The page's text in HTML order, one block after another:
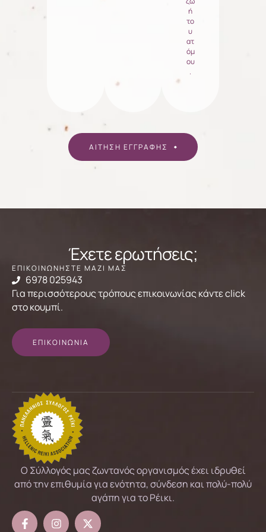
ή
το
υ
ατ
όμ
ου
.
ΑΙΤΗΣΗ ΕΓΓΡΑΦΗΣ
Έχετε ερωτήσεις;
ΕΠΙΚΟΙΝΩΝΗΣΤΕ ΜΑΖΙ ΜΑΣ
6978 025943
Για περισσότερους τρόπους επικοινωνίας κάντε click
στο κουμπί.
ΕΠΙΚΟΙΝΩΝΙΑ
Ο Σύλλογός μας ζωντανός οργανισμός έχει ιδρυθεί
από την επιθυμία για ενότητα, σύνδεση και πολύ-πολύ
αγάπη για το Ρέικι.